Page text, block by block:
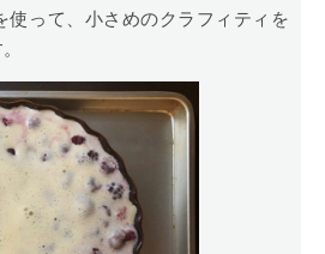
使って、小さめのクラフィティを